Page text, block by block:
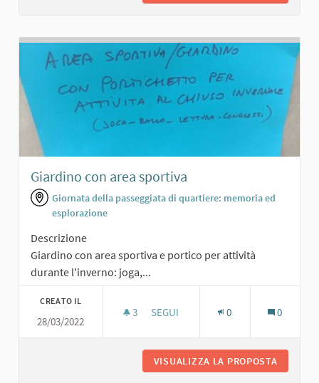
Giardino con area sportiva
Giornata della passeggiata di quartiere: memoria ed
esplorazione
Descrizione
Giardino con area sportiva e portico per attività
durante l'inverno: joga,...
CREATO IL
28/03/2022
3 3 SOSTENITORI
SEGUI 0 0
VISUALIZZA LA PROPOSTA